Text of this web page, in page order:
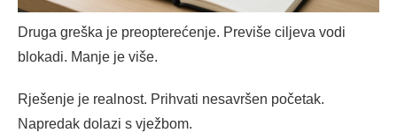
Druga greška je preopterećenje. Previše ciljeva vodi
blokadi. Manje je više.
Rješenje je realnost. Prihvati nesavršen početak.
Napredak dolazi s vježbom.